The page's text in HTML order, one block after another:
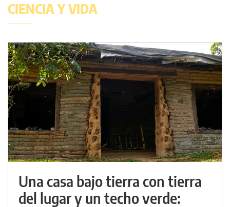
CIENCIA Y VIDA
Una casa bajo tierra con tierra
del lugar y un techo verde: